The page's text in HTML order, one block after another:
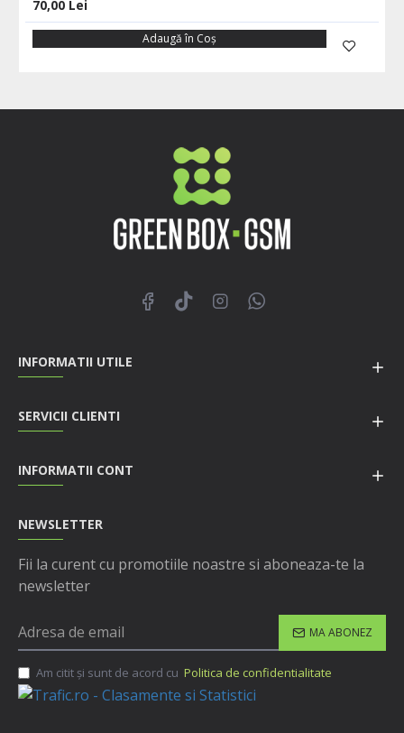
70,00 Lei
Adaugă în Coş
INFORMATII UTILE
SERVICII CLIENTI
INFORMATII CONT
NEWSLETTER
Fii la curent cu promotiile noastre si aboneaza-te la
newsletter
MA ABONEZ
Am citit şi sunt de acord cu Politica de confidentialitate